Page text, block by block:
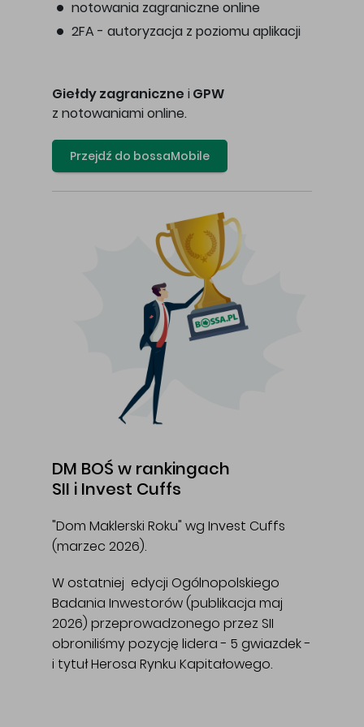
notowania zagraniczne online
2FA - autoryzacja z poziomu aplikacji
Giełdy zagraniczne i GPW
z notowaniami online.
Przejdź do bossaMobile
DM BOŚ w rankingach
SII i Invest Cuffs
"Dom Maklerski Roku" wg Invest Cuffs
(marzec 2026).
W ostatniej edycji Ogólnopolskiego
Badania Inwestorów (publikacja maj
2026) przeprowadzonego przez SII
obroniliśmy pozycję lidera - 5 gwiazdek -
i tytuł Herosa Rynku Kapitałowego.